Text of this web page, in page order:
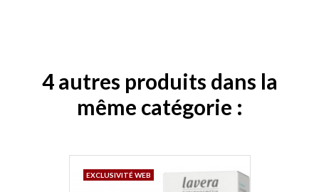
4 autres produits dans la
même catégorie :
EXCLUSIVITÉ WEB